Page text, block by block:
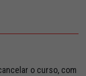
o curso, com